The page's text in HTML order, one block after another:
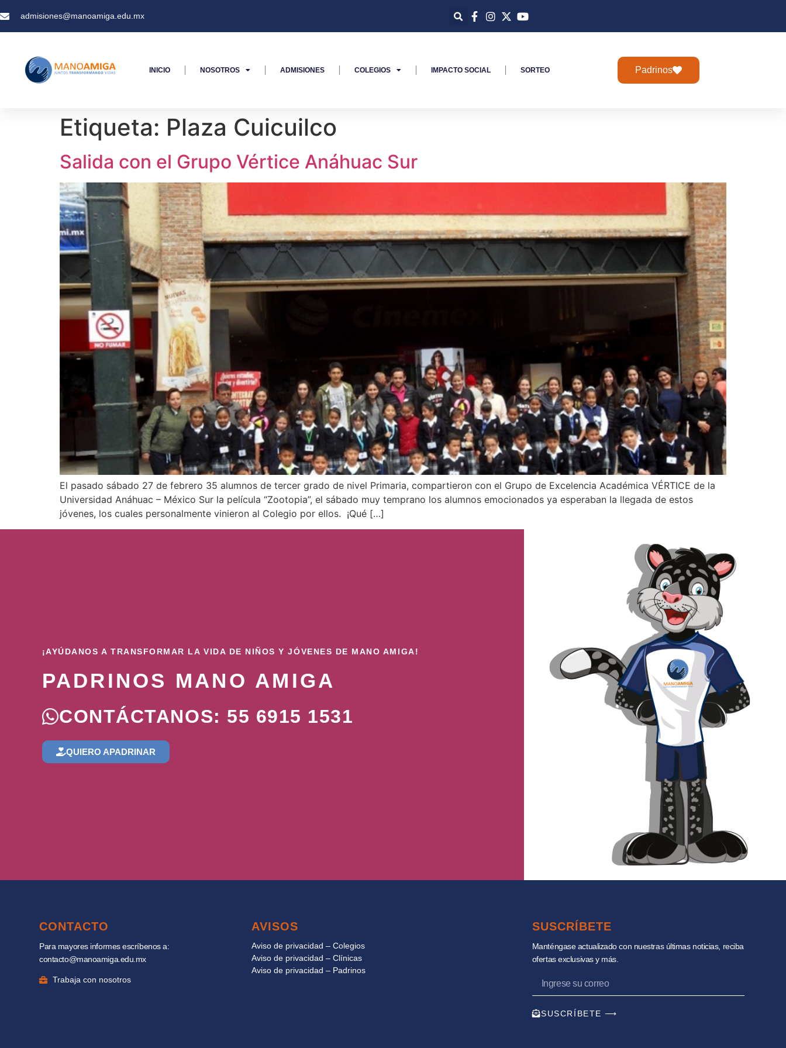
admisiones@manoamiga.edu.mx
INICIO NOSOTROS ADMISIONES COLEGIOS IMPACTO SOCIAL SORTEO Padrinos
Etiqueta: Plaza Cuicuilco
Salida con el Grupo Vértice Anáhuac Sur
El pasado sábado 27 de febrero 35 alumnos de tercer grado de nivel Primaria, compartieron con el Grupo de Excelencia Académica VÉRTICE de la
Universidad Anáhuac – México Sur la película “Zootopia”, el sábado muy temprano los alumnos emocionados ya esperaban la llegada de estos
jóvenes, los cuales personalmente vinieron al Colegio por ellos. ¡Qué […]
¡AYÚDANOS A TRANSFORMAR LA VIDA DE NIÑOS Y JÓVENES DE MANO AMIGA!
PADRINOS MANO AMIGA
CONTÁCTANOS: 55 6915 1531
QUIERO APADRINAR
CONTACTO
Para mayores informes escríbenos a:
contacto@manoamiga.edu.mx
Trabaja con nosotros
AVISOS
Aviso de privacidad – Colegios
Aviso de privacidad – Clínicas
Aviso de privacidad – Padrinos
SUSCRÍBETE
Manténgase actualizado con nuestras últimas noticias, reciba
ofertas exclusivas y más.
SUSCRÍBETE ⟶